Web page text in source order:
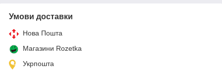
Умови доставки
Нова Пошта
Магазини Rozetka
Укрпошта